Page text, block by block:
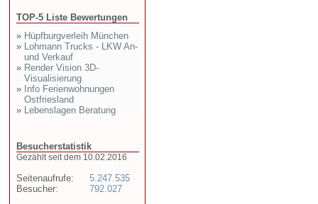
TOP-5 Liste Bewertungen
» Hüpfburgverleih München
» Lohmann Trucks - LKW An-
und Verkauf
» Render Vision 3D-
Visualisierung
» Info Ferienwohnungen
Ostfriesland
» Lebenslagen Beratung
Besucherstatistik
Gezählt seit dem 10.02.2016
Seitenaufrufe:
Besucher:
5.247.535
792.027